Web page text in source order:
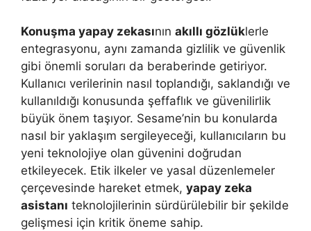
Konuşma yapay zekasının akıllı gözlüklerle
entegrasyonu, aynı zamanda gizlilik ve güvenlik
gibi önemli soruları da beraberinde getiriyor.
Kullanıcı verilerinin nasıl toplandığı, saklandığı ve
kullanıldığı konusunda şeffaflık ve güvenilirlik
büyük önem taşıyor. Sesame’nin bu konularda
nasıl bir yaklaşım sergileyeceği, kullanıcıların bu
yeni teknolojiye olan güvenini doğrudan
etkileyecek. Etik ilkeler ve yasal düzenlemeler
çerçevesinde hareket etmek, yapay zeka
asistanı teknolojilerinin sürdürülebilir bir şekilde
gelişmesi için kritik öneme sahip.